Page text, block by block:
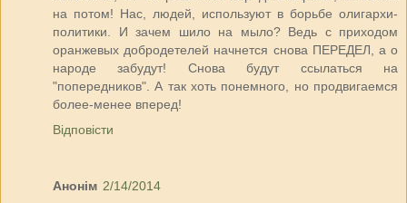
на потом! Нас, людей, используют в борьбе олигархи-
политики. И зачем шило на мыло? Ведь с приходом
оранжевых добродетелей начнется снова ПЕРЕДЕЛ, а о
народе забудут! Снова будут ссылаться на
"попередников". А так хоть понемного, но продвигаемся
более-менее вперед!
Відповісти
Анонім 2/14/2014